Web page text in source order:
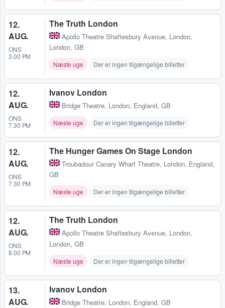
12.
AUG.
ONS
3.00 PM
The Truth London
Apollo Theatre Shaftesbury Avenue, London,
London, GB
Næste uge Der er ingen tilgængelige billetter
12.
AUG.
ONS
7.30 PM
Ivanov London
Bridge Theatre, London, England, GB
Næste uge Der er ingen tilgængelige billetter
12.
AUG.
ONS
7.30 PM
The Hunger Games On Stage London
Troubadour Canary Wharf Theatre, London, England,
GB
Næste uge Der er ingen tilgængelige billetter
12.
AUG.
ONS
8.00 PM
The Truth London
Apollo Theatre Shaftesbury Avenue, London,
London, GB
Næste uge Der er ingen tilgængelige billetter
13.
AUG.
Ivanov London
Bridge Theatre, London, England, GB